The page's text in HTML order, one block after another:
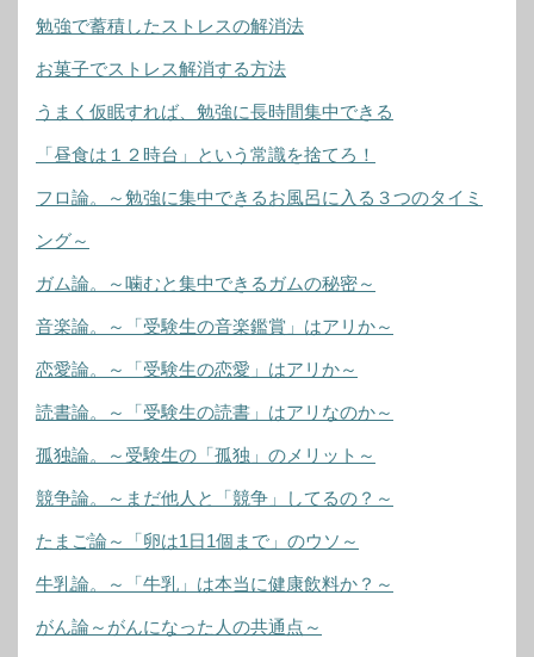
勉強で蓄積したストレスの解消法
お菓子でストレス解消する方法
うまく仮眠すれば、勉強に長時間集中できる
「昼食は１２時台」という常識を捨てろ！
フロ論。～勉強に集中できるお風呂に入る３つのタイミ
ング～
ガム論。～噛むと集中できるガムの秘密～
音楽論。～「受験生の音楽鑑賞」はアリか～
恋愛論。～「受験生の恋愛」はアリか～
読書論。～「受験生の読書」はアリなのか～
孤独論。～受験生の「孤独」のメリット～
競争論。～まだ他人と「競争」してるの？～
たまご論～「卵は1日1個まで」のウソ～
牛乳論。～「牛乳」は本当に健康飲料か？～
がん論～がんになった人の共通点～